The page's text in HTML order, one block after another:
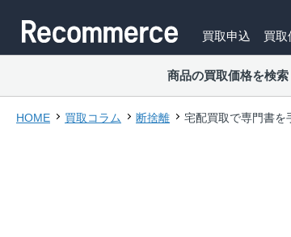
買取申込 買取
商品の買取価格を検索
HOME 買取コラム 断捨離 宅配買取で専門書を